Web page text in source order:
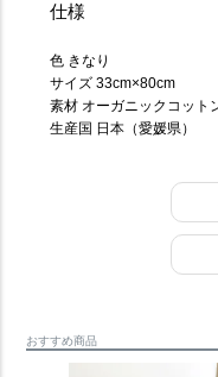
仕様
色 きなり
サイズ 33cm×80cm
素材 オーガニックコット
生産国 日本（愛媛県）
おすすめ商品